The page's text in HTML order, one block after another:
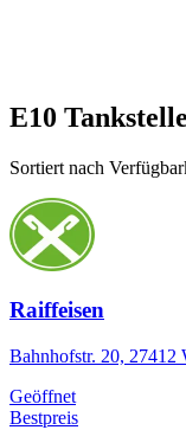
E10
Sortiert nach
Raiffeisen
Bahnhofstr. 20, 27412
Geöffnet
Bestpreis